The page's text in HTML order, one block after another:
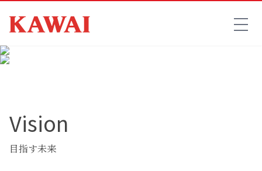
Vision
目指す未来